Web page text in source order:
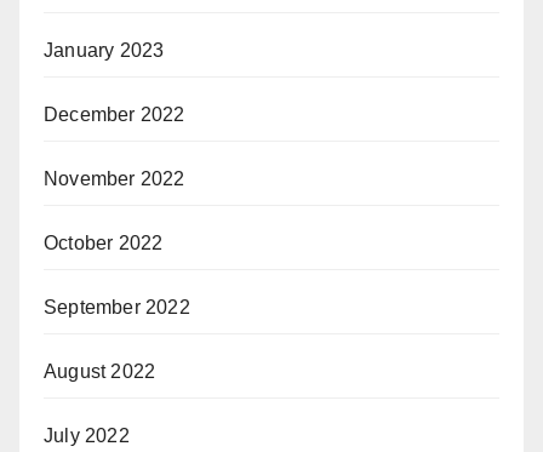
January 2023
December 2022
November 2022
October 2022
September 2022
August 2022
July 2022